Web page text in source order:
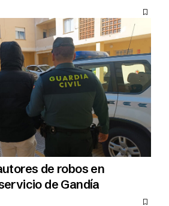
de robos en
de Gandía